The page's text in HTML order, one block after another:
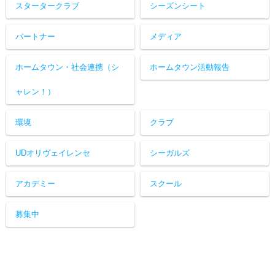
スタータークラブ シーズンシート
パートナー メディア
ホームタウン・社会連携（シ
ャレン！）
ホームタウン活動報告
環境 クラブ
UDオリヴェイレンセ シーガルズ
アカデミー スクール
募集中